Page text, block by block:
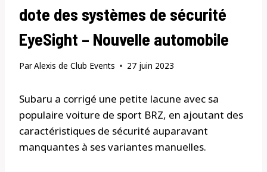
dote des systèmes de sécurité
EyeSight – Nouvelle automobile
ParAlexis de Club Events 27 juin 2023
Subaru a corrigé une petite lacune avec sa
populaire voiture de sport BRZ, en ajoutant des
caractéristiques de sécurité auparavant
manquantes à ses variantes manuelles.